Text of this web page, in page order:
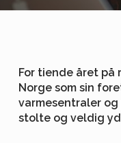
For tiende året på
Norge som sin
varmesentraler
stolte og veldig